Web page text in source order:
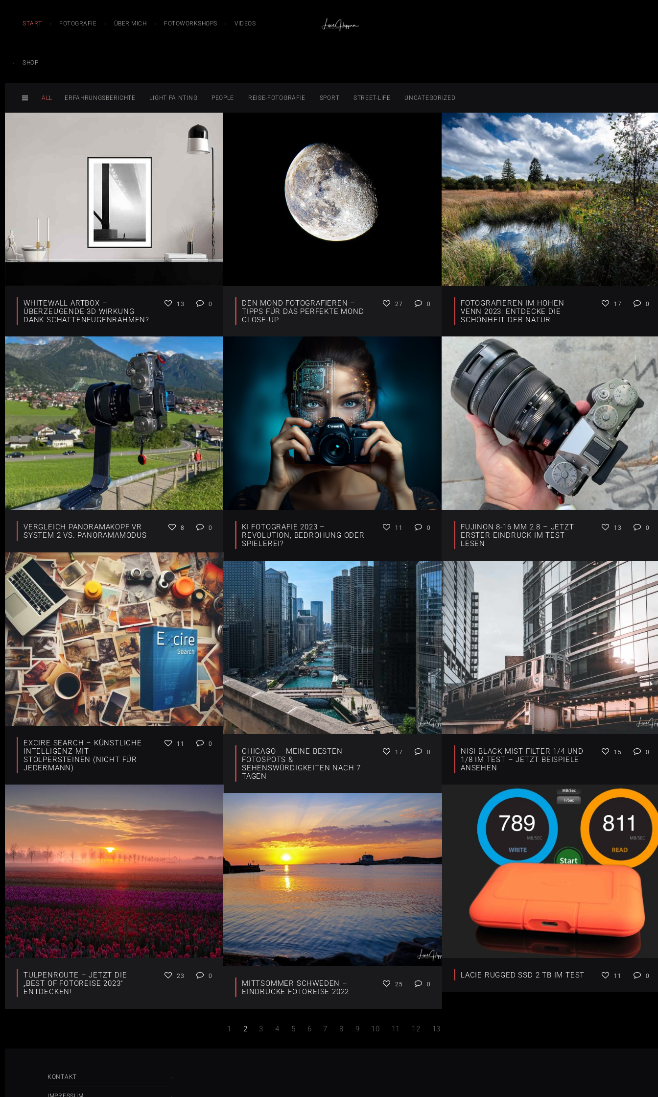
START FOTOGRAFIE ÜBER MICH FOTOWORKSHOPS VIDEOS
SHOP
ALL ERFAHRUNGSBERICHTE LIGHT PAINTING PEOPLE REISE-FOTOGRAFIE SPORT STREET-LIFE UNCATEGORIZED
WHITEWALL ARTBOX –
ÜBERZEUGENDE 3D WIRKUNG
DANK SCHATTENFUGENRAHMEN?
13 0
DEN MOND FOTOGRAFIEREN –
TIPPS FÜR DAS PERFEKTE MOND
CLOSE-UP
27 0
FOTOGRAFIEREN IM HOHEN
VENN 2023: ENTDECKE DIE
SCHÖNHEIT DER NATUR
17 0
VERGLEICH PANORAMAKOPF VR
SYSTEM 2 VS. PANORAMAMODUS
8 0
KI FOTOGRAFIE 2023 –
REVOLUTION, BEDROHUNG ODER
SPIELEREI?
11 0
FUJINON 8-16 MM 2.8 – JETZT
ERSTER EINDRUCK IM TEST
LESEN
13 0
EXCIRE SEARCH – KÜNSTLICHE
INTELLIGENZ MIT
STOLPERSTEINEN (NICHT FÜR
JEDERMANN)
11 0
CHICAGO – MEINE BESTEN
FOTOSPOTS &
SEHENSWÜRDIGKEITEN NACH 7
TAGEN
17 0
NISI BLACK MIST FILTER 1/4 UND
1/8 IM TEST – JETZT BEISPIELE
ANSEHEN
15 0
TULPENROUTE – JETZT DIE
„BEST OF FOTOREISE 2023“
ENTDECKEN!
23 0 LACIE RUGGED SSD 2 TB IM TEST 11 0
MITTSOMMER SCHWEDEN –
EINDRÜCKE FOTOREISE 2022
25 0
1 2 3 4 5 6 7 8 9 10 11 12 13
KONTAKT